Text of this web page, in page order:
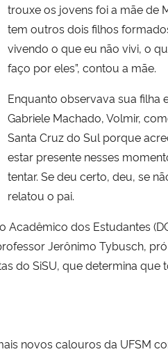
trouxe os jovens foi a mãe de
tem outros dois filhos
vivendo o que eu não vivi, o
faço por eles”, contou a mãe.
Enquanto observava sua filha
Gabriele Machado, Volmir,
Santa Cruz do Sul porque
estar presente nesses
tentar. Se deu certo, deu, se
relatou o pai.
dos Estudantes
Jerônimo Tybusch,
do SiSU, que determina que
novos calouros da UFSM